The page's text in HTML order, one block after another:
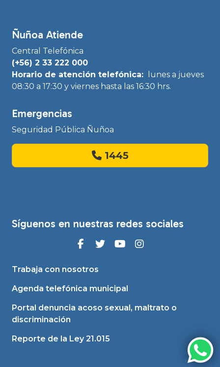
Ñuñoa Atiende
Central Telefónica
(+56) 2 33 222 000
Horario de atención telefónica:
lunes a jueves
08:30 a 17:30 y viernes hasta las 16:30 hrs.
Emergencias
Seguridad Pública Ñuñoa
1445
Síguenos en nuestras redes sociales
Trabaja con nosotros
Agenda telefónica municipal
Portal denuncia acoso sexual, maltrato o
discriminación
Reporte de la Ley 21.015